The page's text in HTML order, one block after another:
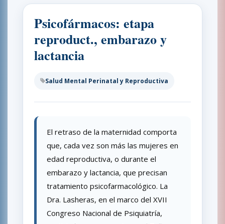
Psicofármacos: etapa
reproduct., embarazo y
lactancia
Salud Mental Perinatal y Reproductiva
El retraso de la maternidad comporta
que, cada vez son más las mujeres en
edad reproductiva, o durante el
embarazo y lactancia, que precisan
tratamiento psicofarmacológico. La
Dra. Lasheras, en el marco del XVII
Congreso Nacional de Psiquiatría,